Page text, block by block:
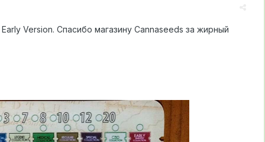
Version. Спасибо магазину Сannaseeds за жирный